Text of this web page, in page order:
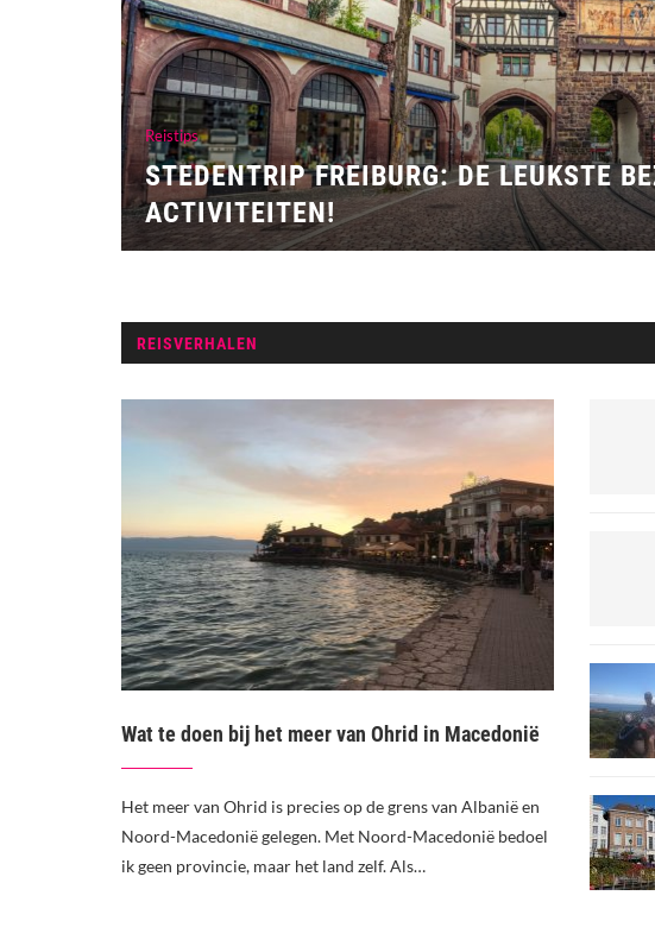
Reistips
STEDENTRIP FREIBURG: DE LEUKSTE
ACTIVITEITEN!
REISVERHALEN
Wat te doen bij het meer van Ohrid in Macedonië
Het meer van Ohrid is precies op de grens van Albanië en
Noord-Macedonië gelegen. Met Noord-Macedonië bedoel
ik geen provincie, maar het land zelf. Als…